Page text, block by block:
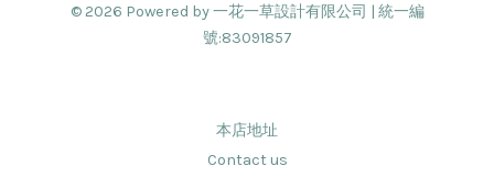
© 2026 Powered by 一花一草設計有限公司 | 統一編
號:83091857
本店地址
Contact us